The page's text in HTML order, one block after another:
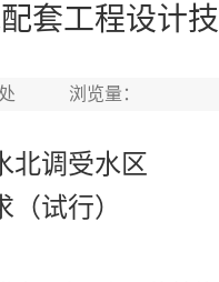
套工程设计技
处 浏览量：
北调受水区
（试行）